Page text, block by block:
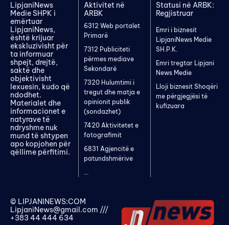
LipjaniNews
Medie SHPK i
emërtuar
LipjaniNews,
është krijuar
ekskluzivisht për
ta informuar
shpejt, drejtë,
saktë dhe
objektivisht
lexuesin, kudo që
ndodhet.
Materialet dhe
informacionet e
natyrave të
ndryshme nuk
mund të shtypen
apo kopjohen për
qëllime përfitimi.
Aktivitet në
ARBK
6312 Web portalet
Primarë
7312 Publiciteti
përmes mediave
Sekondarë
7320 Hulumtimi i
tregut dhe matja e
opinionit publik
(sondazhet)
7420 Aktivitetet e
fotografimit
6831 Agjencitë e
patundshmërive
...
Statusi në ARBK:
Regjistruar
Emri i biznesit
LipjaniNews Medie
SH.P.K.
Emri tregtar Lipjani
News Medie
Lloji biznesit Shoqëri
me përgjegjësi të
kufizuara
© LIPJANINEWS:COM
LipjaniNews@gmail.com ///
+383 44 444 634